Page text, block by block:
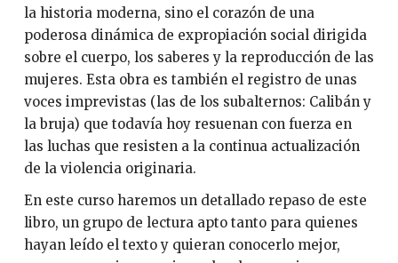
la historia moderna, sino el corazón de una
poderosa dinámica de expropiación social dirigida
sobre el cuerpo, los saberes y la reproducción de las
mujeres. Esta obra es también el registro de unas
voces imprevistas (las de los subalternos: Calibán y
la bruja) que todavía hoy resuenan con fuerza en
las luchas que resisten a la continua actualización
de la violencia originaria.
En este curso haremos un detallado repaso de este
libro, un grupo de lectura apto tanto para quienes
hayan leído el texto y quieran conocerlo mejor,